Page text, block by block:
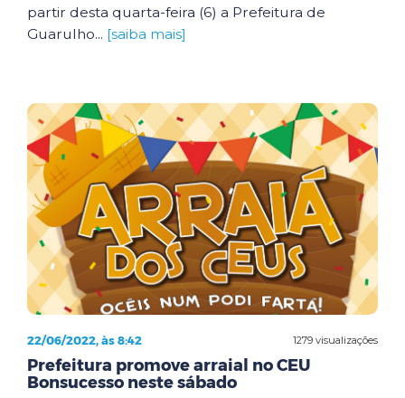
partir desta quarta-feira (6) a Prefeitura de
Guarulho... [saiba mais]
1279 visualizações
22/06/2022, às 8:42
Prefeitura promove arraial no CEU
Bonsucesso neste sábado